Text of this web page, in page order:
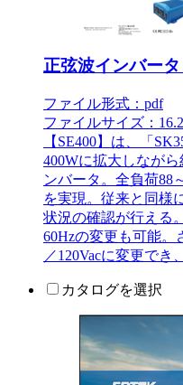
正弦波インバータ
ファイル形式：pdf
ファイルサイズ：
【SE400】は、「
400Wに拡大しなが
ンバータ。全負荷88
を実現。従来と同様
状況の確認が行える
60Hzの変更も可能。
／120Vacに変更で
カタログを選択